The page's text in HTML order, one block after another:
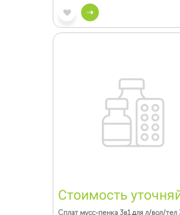
Стоимость
Сплат мусс-пенка 3в1 для л/вол/тел